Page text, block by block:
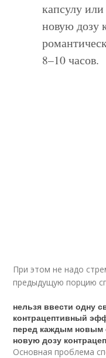
капсулу
новую дозу
8–10 часов.
При этом не надо
предыдущую порцию
нельзя ввести одну
контрацептивный
перед каждым новым
новую дозу
Основная проблема